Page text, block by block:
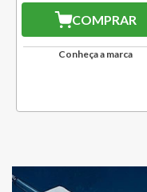
COMPRAR
Conheça a marca